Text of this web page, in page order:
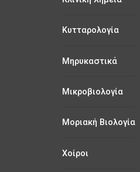
Κυτταρολογία
Μηρυκαστικά
Μικροβιολογία
Μοριακή Βιολογία
Χοίροι